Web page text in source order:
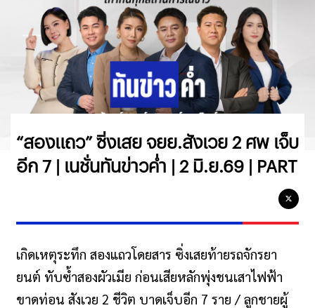
“สองแถว” ซิ่งเสย จยย.สังเวย 2 ศพ เจ็บ
อีก 7 | เนชั่นทันข่าวค่ำ | 2 มิ.ย.69 | PART
เกิดเหตุระทึก สองแถวโดยสาร ซิ่งเสยท้ายรถจักรยา
ยนต์ ทับซ้ำสองผัวเมีย ก่อนเสียหลักพุ่งชนเสาไฟฟ้า
ขาดท่อน สังเวย 2 ชีวิต บาดเจ็บอีก 7 ราย / ลูกชายผู้